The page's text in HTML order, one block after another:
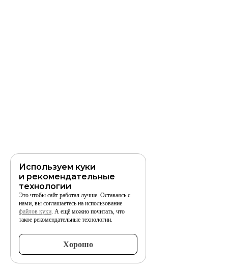
Используем куки
и рекомендательные
технологии
Это чтобы сайт работал лучше. Оставаясь с
нами, вы соглашаетесь на использование
файлов куки. А ещё можно почитать, что
такое рекомендательные технологии.
Хорошо